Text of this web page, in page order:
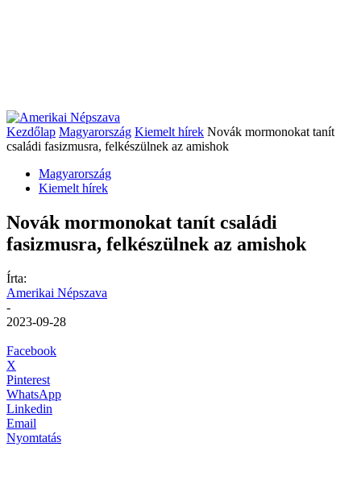
Kezdőlap Magyarország Kiemelt hírek Novák mormonokat tanít
családi fasizmusra, felkészülnek az amishok
Magyarország
Kiemelt hírek
Novák mormonokat tanít családi
fasizmusra, felkészülnek az amishok
Írta:
Amerikai Népszava
-
2023-09-28
Facebook
X
Pinterest
WhatsApp
Linkedin
Email
Nyomtatás